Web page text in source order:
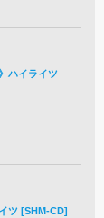
ハイライツ
ツ [SHM-CD]